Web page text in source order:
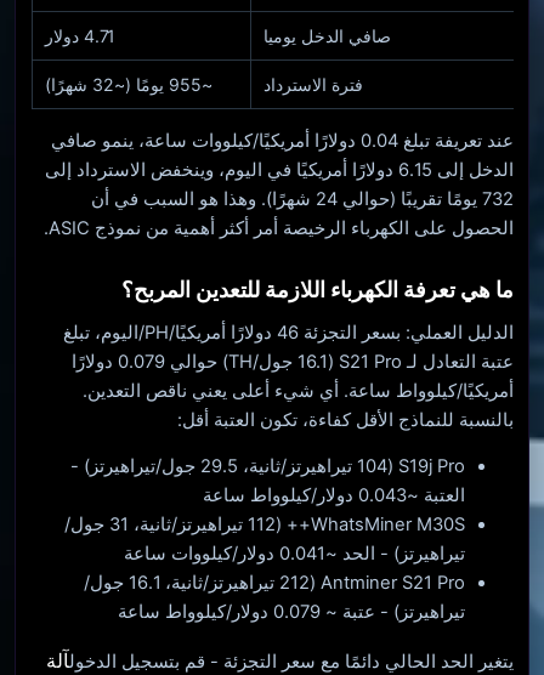
صافي الدخل يوميا 4.71 دولار
فترة الاسترداد ~955 يومًا (~32 شهرًا)
عند تعريفة تبلغ 0.04 دولارًا أمريكيًا/كيلووات ساعة، ينمو صافي
الدخل إلى 6.15 دولارًا أمريكيًا في اليوم، وينخفض ​​الاسترداد إلى
732 يومًا تقريبًا (حوالي 24 شهرًا). وهذا هو السبب في أن
الحصول على الكهرباء الرخيصة أمر أكثر أهمية من نموذج ASIC.
ما هي تعرفة الكهرباء اللازمة للتعدين المربح؟
الدليل العملي: بسعر التجزئة 46 دولارًا أمريكيًا/PH/اليوم، تبلغ
عتبة التعادل لـ S21 Pro (16.1 جول/TH) حوالي 0.079 دولارًا
أمريكيًا/كيلوواط ساعة. أي شيء أعلى يعني ناقص التعدين.
بالنسبة للنماذج الأقل كفاءة، تكون العتبة أقل:
S19j Pro (104 تيراهيرتز/ثانية، 29.5 جول/تيراهيرتز) -
العتبة ~0.043 دولار/كيلوواط ساعة
WhatsMiner M30S++ (112 تيراهيرتز/ثانية، 31 جول/
تيراهيرتز) - الحد ~0.041 دولار/كيلووات ساعة
Antminer S21 Pro (212 تيراهيرتز/ثانية، 16.1 جول/
تيراهيرتز) - عتبة ~ 0.079 دولار/كيلوواط ساعة
يتغير الحد الحالي دائمًا مع سعر التجزئة - قم بتسجيل الدخولآلة